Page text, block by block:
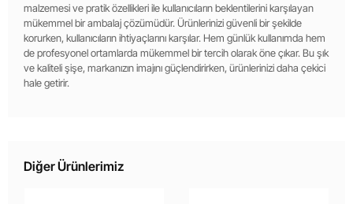
malzemesi ve pratik özellikleri ile kullanıcıların beklentilerini karşılayan
mükemmel bir ambalaj çözümüdür. Ürünlerinizi güvenli bir şekilde
korurken, kullanıcıların ihtiyaçlarını karşılar. Hem günlük kullanımda hem
de profesyonel ortamlarda mükemmel bir tercih olarak öne çıkar. Bu şık
ve kaliteli şişe, markanızın imajını güçlendirirken, ürünlerinizi daha çekici
hale getirir.
Diğer Ürünlerimiz